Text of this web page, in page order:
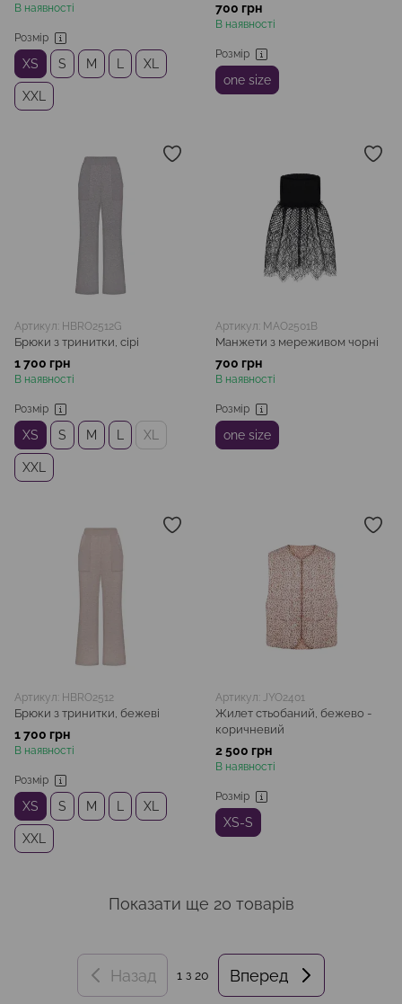
В наявності
Розмір
XS S M XL
XXL
700 грн
В наявності
Розмір
one size
Артикул: HBRO2512G
Брюки з тринитки, сірі
1 700 грн
В наявності
Розмір
XS S M XL
XXL
Артикул: MAO2501B
Манжети з мереживом чорні
700 грн
В наявності
Розмір
one size
Артикул: HBRO2512
Брюки з тринитки, бежеві
1 700 грн
В наявності
Розмір
XS S M XL
XXL
Артикул: JYO2401
Жилет стьобаний, бежево -
коричневий
2 500 грн
В наявності
Розмір
XS-S
Показати ще 20 товарів
Назад 1 з 20 Вперед